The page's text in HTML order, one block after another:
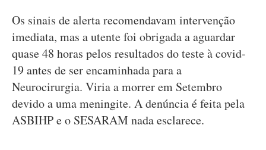
Os sinais de alerta recomendavam intervenção
imediata, mas a utente foi obrigada a aguardar
quase 48 horas pelos resultados do teste à covid-
19 antes de ser encaminhada para a
Neurocirurgia. Viria a morrer em Setembro
devido a uma meningite. A denúncia é feita pela
ASBIHP e o SESARAM nada esclarece.